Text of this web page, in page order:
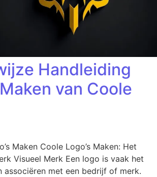
Handleiding
van Coole
Maken Coole Logo’s Maken: Het
Visueel Merk Een logo is vaak het
associëren met een bedrijf of merk.